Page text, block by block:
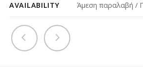
AVAILABILITY Άμεση παραλαβή /